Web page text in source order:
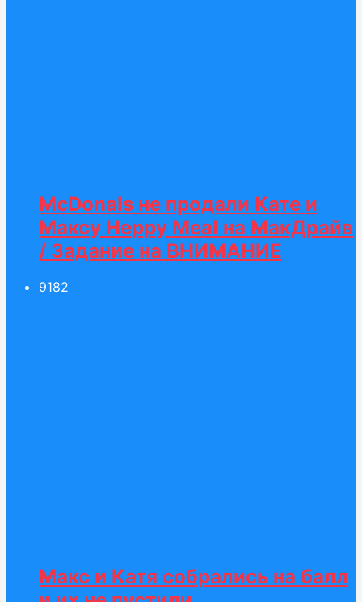
McDonals не продали Кате и
Максу Heppy Meal на МакДрайв
/ Задание на ВНИМАНИЕ
9182
Макс и Катя собрались на балл